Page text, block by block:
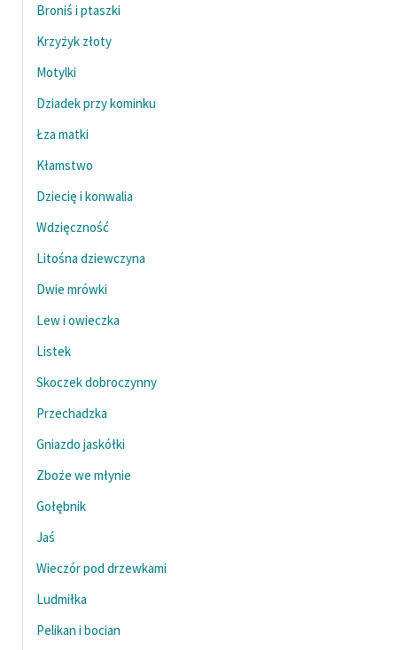
Broniś i ptaszki
Krzyżyk złoty
Motylki
Dziadek przy kominku
Łza matki
Kłamstwo
Dziecię i konwalia
Wdzięczność
Litośna dziewczyna
Dwie mrówki
Lew i owieczka
Listek
Skoczek dobroczynny
Przechadzka
Gniazdo jaskółki
Zboże we młynie
Gołębnik
Jaś
Wieczór pod drzewkami
Ludmiłka
Pelikan i bocian